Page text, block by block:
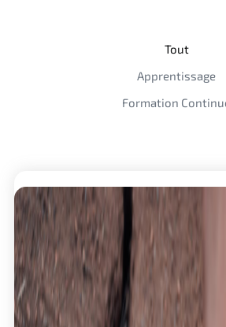
Apprentissage
Formation
Tout